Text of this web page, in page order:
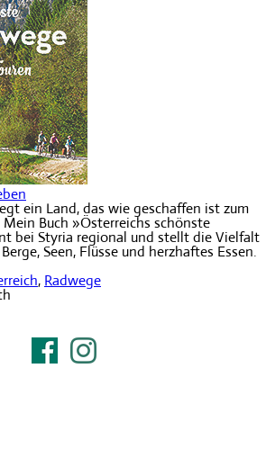
ein Land, das wie geschaffen ist zum
Buch »Österreichs schönste
bei Styria regional und stellt die Vielfalt
Seen, Flüsse und herzhaftes Essen.
, Radwege